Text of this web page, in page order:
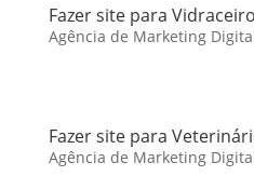
Fazer site para
Agência de Marketing
Fazer site para
Agência de Marketing